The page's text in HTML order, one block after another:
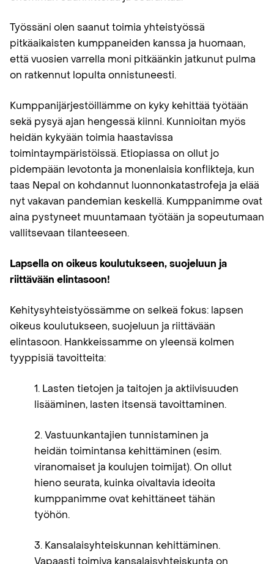
Työssäni olen saanut toimia yhteistyössä
pitkäaikaisten kumppaneiden kanssa ja huomaan,
että vuosien varrella moni pitkäänkin jatkunut pulma
on ratkennut lopulta onnistuneesti.
Kumppanijärjestöillämme on kyky kehittää työtään
sekä pysyä ajan hengessä kiinni. Kunnioitan myös
heidän kykyään toimia haastavissa
toimintaympäristöissä. Etiopiassa on ollut jo
pidempään levotonta ja monenlaisia konflikteja, kun
taas Nepal on kohdannut luonnonkatastrofeja ja elää
nyt vakavan pandemian keskellä. Kumppanimme ovat
aina pystyneet muuntamaan työtään ja sopeutumaan
vallitsevaan tilanteeseen.
Lapsella on oikeus koulutukseen, suojeluun ja
riittävään elintasoon!
Kehitysyhteistyössämme on selkeä fokus: lapsen
oikeus koulutukseen, suojeluun ja riittävään
elintasoon. Hankkeissamme on yleensä kolmen
tyyppisiä tavoitteita:
1. Lasten tietojen ja taitojen ja aktiivisuuden
lisääminen, lasten itsensä tavoittaminen.
2. Vastuunkantajien tunnistaminen ja
heidän toimintansa kehittäminen (esim.
viranomaiset ja koulujen toimijat). On ollut
hieno seurata, kuinka oivaltavia ideoita
kumppanimme ovat kehittäneet tähän
työhön.
3. Kansalaisyhteiskunnan kehittäminen.
Vapaasti toimiva kansalaisyhteiskunta on